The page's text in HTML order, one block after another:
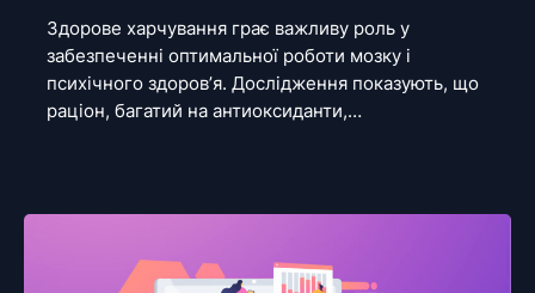
Здорове харчування грає важливу роль у
забезпеченні оптимальної роботи мозку і
психічного здоров’я. Дослідження показують, що
раціон, багатий на антиоксиданти,…